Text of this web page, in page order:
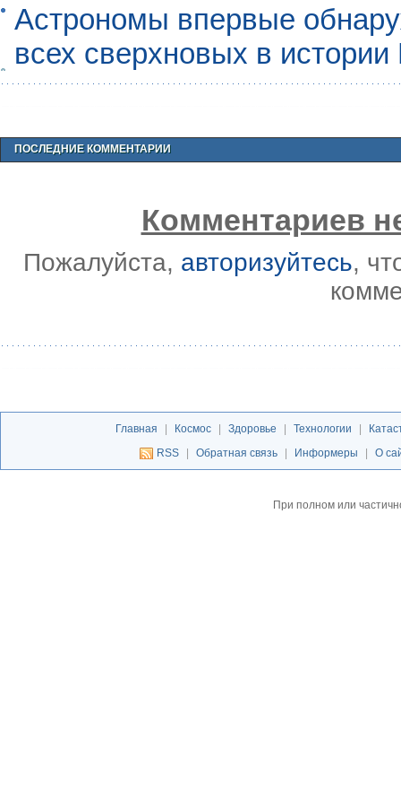
Астрономы впервые
всех сверхновых в
ПОСЛЕДНИЕ КОММЕНТАРИИ
Комментариев
Пожалуйста, авторизуйтесь,
Главная Космос Здоровье Технологии
RSS
Обратная связь Информеры О
При полном или